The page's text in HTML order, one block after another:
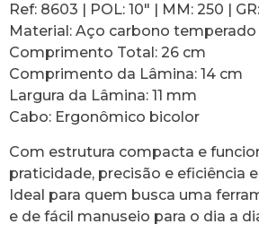
Ref: 8603 | POL: 10″ | MM: 250 |
Material: Aço carbono temperado
Comprimento Total: 26 cm
Comprimento da Lâmina: 14 cm
Largura da Lâmina: 11 mm
Cabo: Ergonômico bicolor
Com estrutura compacta e
praticidade, precisão e eficiência
Ideal para quem busca uma
e de fácil manuseio para o dia a